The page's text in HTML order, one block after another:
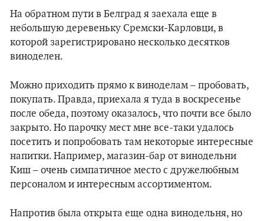
На обратном пути в Белград я заехала еще в
небольшую деревеньку Сремски-Карловци, в
которой зарегистрировано несколько десятков
виноделен.
Можно приходить прямо к виноделам – пробовать,
покупать. Правда, приехала я туда в воскресенье
после обеда, поэтому оказалось, что почти все было
закрыто. Но парочку мест мне все-таки удалось
посетить и попробовать там некоторые интересные
напитки. Например, магазин-бар от винодельни
Киш – очень симпатичное место с дружелюбным
персоналом и интересным ассортиментом.
Напротив была открыта еще одна винодельня, но